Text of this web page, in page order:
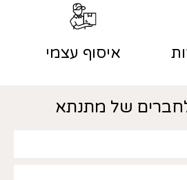
איסוף עצמי
של מתנתא